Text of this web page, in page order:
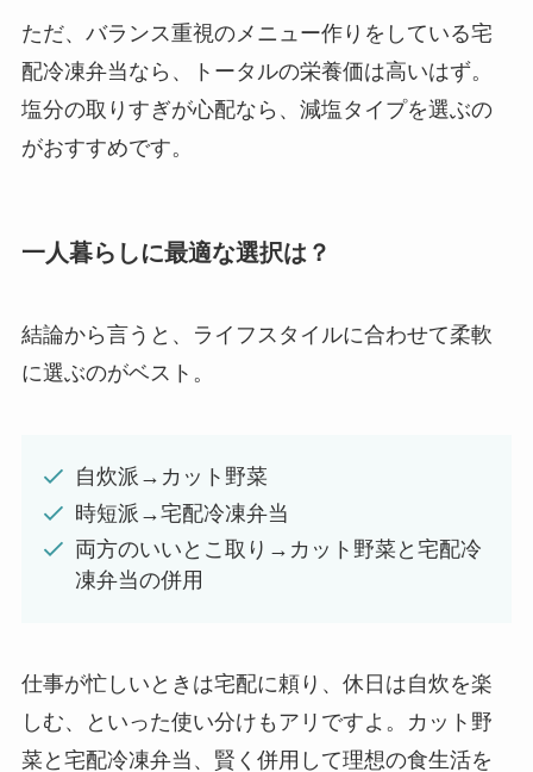
ただ、バランス重視のメニュー作りをしている宅
配冷凍弁当なら、トータルの栄養価は高いはず。
塩分の取りすぎが心配なら、減塩タイプを選ぶの
がおすすめです。
一人暮らしに最適な選択は？
結論から言うと、ライフスタイルに合わせて柔軟
に選ぶのがベスト。
自炊派→カット野菜
時短派→宅配冷凍弁当
両方のいいとこ取り→カット野菜と宅配冷
凍弁当の併用
仕事が忙しいときは宅配に頼り、休日は自炊を楽
しむ、といった使い分けもアリですよ。カット野
菜と宅配冷凍弁当、賢く併用して理想の食生活を